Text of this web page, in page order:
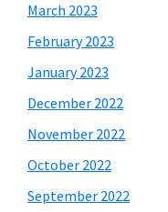
March 2023
February 2023
January 2023
December 2022
November 2022
October 2022
September 2022